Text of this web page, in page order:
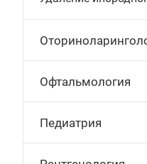
Офтальмология
Педиатрия